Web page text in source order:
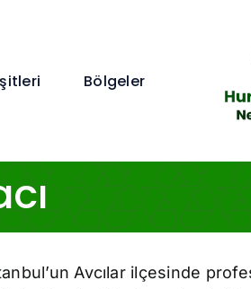
Bölgeler
Avcılar ilçesinde